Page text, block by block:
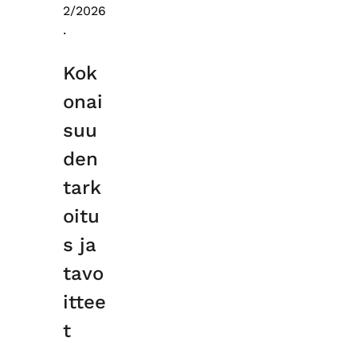
2/2026
.
Kok
onai
suu
den
tark
oitu
s ja
tavo
ittee
t